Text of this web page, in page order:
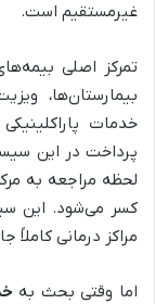
غیرمستقیم است.
تمرکز اصلی
بیمارستان‌ها،
خدمات
پرداخت در این
لحظه مراجعه به
کسر می‌شود. این
مراکز درمانی کاملاً
اما وقتی بحث به